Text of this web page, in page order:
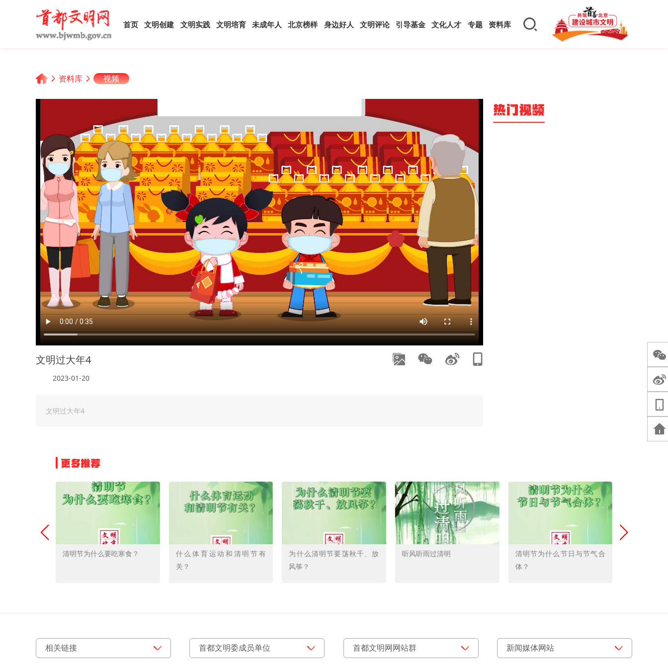
首页 文明创建 文明实践 文明培育 未成年人 北京榜样 身边好人 文明评论 引导基金 文化人才 专题 资料库
资料库 视频
热门视频
文明过大年4
2023-01-20
文明过大年4
更多推荐
清明节为什么要吃寒食？
什么体育运动和清明节有
关？
为什么清明节要荡秋千、放
风筝？
听风听雨过清明
清明节为什么节日与节气合
体？